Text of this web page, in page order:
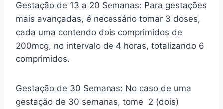
Gestação de 13 a 20 Semanas: Para gestações
mais avançadas, é necessário tomar 3 doses,
cada uma contendo dois comprimidos de
200mcg, no intervalo de 4 horas, totalizando 6
comprimidos.
Gestação de 30 Semanas: No caso de uma
gestação de 30 semanas, tome 2 (dois)